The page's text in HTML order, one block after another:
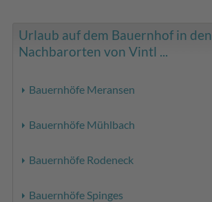
Urlaub auf dem Bauernhof in den
Nachbarorten von Vintl ...
Bauernhöfe Meransen
Bauernhöfe Mühlbach
Bauernhöfe Rodeneck
Bauernhöfe Spinges